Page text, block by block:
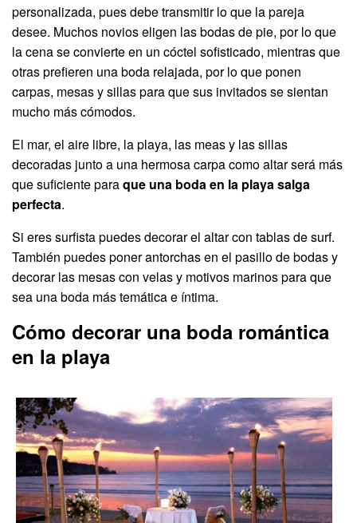
personalizada, pues debe transmitir lo que la pareja
desee. Muchos novios eligen las bodas de pie, por lo que
la cena se convierte en un cóctel sofisticado, mientras que
otras prefieren una boda relajada, por lo que ponen
carpas, mesas y sillas para que sus invitados se sientan
mucho más cómodos.
El mar, el aire libre, la playa, las meas y las sillas
decoradas junto a una hermosa carpa como altar será más
que suficiente paraque una boda en la playa salga
perfecta.
Si eres surfista puedes decorar el altar con tablas de surf.
También puedes poner antorchas en el pasillo de bodas y
decorar las mesas con velas y motivos marinos para que
sea una boda más temática e íntima.
Cómo decorar una boda romántica
en la playa